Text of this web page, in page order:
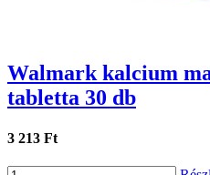
Walmark kalcium
tabletta 30 db
3 213 Ft